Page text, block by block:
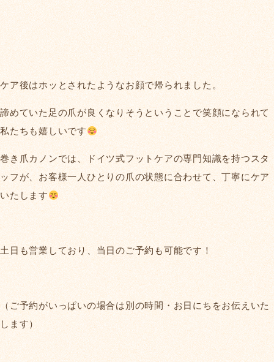
ケア後はホッとされたようなお顔で帰られました。
諦めていた足の爪が良くなりそうということで笑顔になられて
私たちも嬉しいです
巻き爪カノンでは、ドイツ式フットケアの専門知識を持つスタ
ッフが、お客様一人ひとりの爪の状態に合わせて、丁寧にケア
いたします
土日も営業しており、当日のご予約も可能です！
（ご予約がいっぱいの場合は別の時間・お日にちをお伝えいた
します）